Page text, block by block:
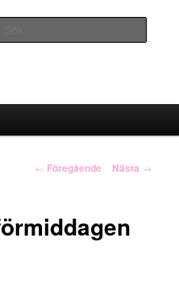
Inläggsnavigering
← Föregående Nästa →